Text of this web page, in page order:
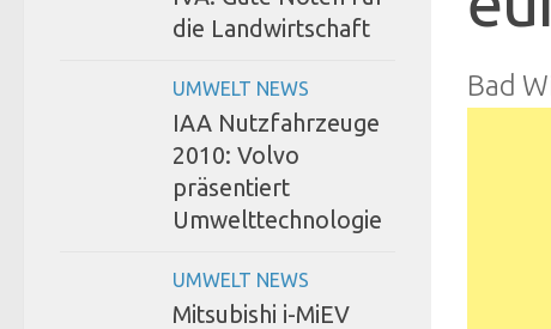
Bad
die Landwirtschaft
UMWELT NEWS
IAA Nutzfahrzeuge
2010: Volvo
präsentiert
Umwelttechnologie
UMWELT NEWS
Mitsubishi i-MiEV